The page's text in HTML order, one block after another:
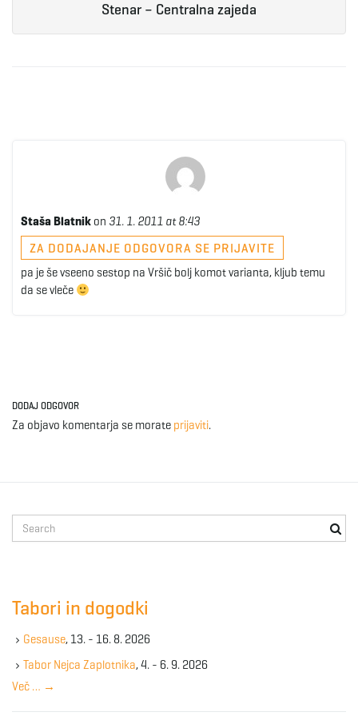
Stenar – Centralna zajeda
Staša Blatnik on 31. 1. 2011 at 8:43
ZA DODAJANJE ODGOVORA SE PRIJAVITE
pa je še vseeno sestop na Vršič bolj komot varianta, kljub temu
da se vleče
DODAJ ODGOVOR
Za objavo komentarja se morate prijaviti.
e
e
y
w
r
Tabori in dogodki
Gesause, 13. - 16. 8. 2026
Tabor Nejca Zaplotnika, 4. - 6. 9. 2026
Več … →